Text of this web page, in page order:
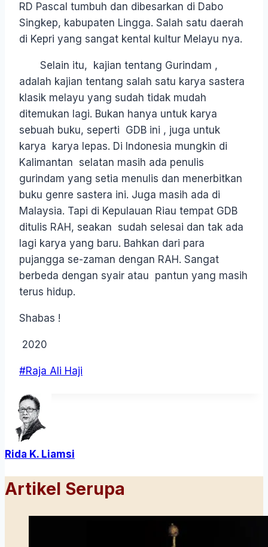
RD Pascal tumbuh dan dibesarkan di Dabo
Singkep, kabupaten Lingga. Salah satu daerah
di Kepri yang sangat kental kultur Melayu nya.
Selain itu, kajian tentang Gurindam ,
adalah kajian tentang salah satu karya sastera
klasik melayu yang sudah tidak mudah
ditemukan lagi. Bukan hanya untuk karya
sebuah buku, seperti GDB ini , juga untuk
karya karya lepas. Di Indonesia mungkin di
Kalimantan selatan masih ada penulis
gurindam yang setia menulis dan menerbitkan
buku genre sastera ini. Juga masih ada di
Malaysia. Tapi di Kepulauan Riau tempat GDB
ditulis RAH, seakan sudah selesai dan tak ada
lagi karya yang baru. Bahkan dari para
pujangga se-zaman dengan RAH. Sangat
berbeda dengan syair atau pantun yang masih
terus hidup.
Shabas !
2020
Post
#Raja Ali Haji
Rida K. Liamsi
Artikel Serupa